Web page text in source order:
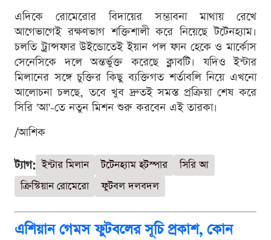
এদিকে রোমেরোর বিদায়ের সম্ভাবনা মাথায় রেখে
আগেভাগেই রক্ষণভাগ শক্তিশালী করে নিয়েছে টটেনহ্যাম।
চলতি ট্রান্সফার উইন্ডোতেই ইয়ান পল ফান হেকে ও মার্কোস
সেনেসিকে দলে অন্তর্ভুক্ত করেছে ক্লাবটি। যদিও ইন্টার
মিলানের সঙ্গে চুক্তির কিছু ব্যক্তিগত শর্তাবলি নিয়ে এখনো
আলোচনা চলছে, তবে খুব দ্রুতই সমস্ত প্রক্রিয়া শেষ করে
সিরি 'আ'-তে নতুন মিশন শুরু করবেন এই তারকা।
/আশিক
ট্যাগ: ইন্টার মিলান টটেনহ্যাম হটস্পার
সিরি আ
ক্রিস্টিয়ান রোমেরো
ফুটবল দলবদল
এশিয়ান গেমস ফুটবলের সূচি প্রকাশ, কোন